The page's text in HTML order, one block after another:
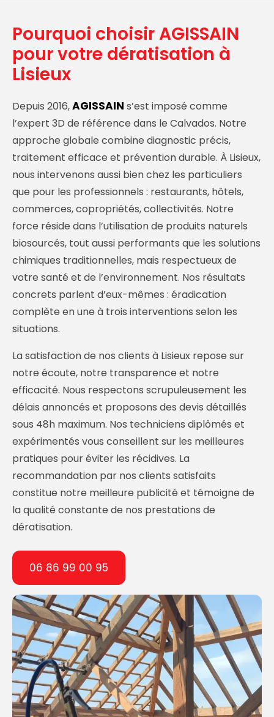
Pourquoi choisir AGISSAIN
pour votre dératisation à
Lisieux
Depuis 2016,AGISSAIN s’est imposé comme
l’expert 3D de référence dans le Calvados. Notre
approche globale combine diagnostic précis,
traitement efficace et prévention durable. À Lisieux,
nous intervenons aussi bien chez les particuliers
que pour les professionnels : restaurants, hôtels,
commerces, copropriétés, collectivités. Notre
force réside dans l’utilisation de produits naturels
biosourcés, tout aussi performants que les solutions
chimiques traditionnelles, mais respectueux de
votre santé et de l’environnement. Nos résultats
concrets parlent d’eux-mêmes : éradication
complète en une à trois interventions selon les
situations.
La satisfaction de nos clients à Lisieux repose sur
notre écoute, notre transparence et notre
efficacité. Nous respectons scrupuleusement les
délais annoncés et proposons des devis détaillés
sous 48h maximum. Nos techniciens diplômés et
expérimentés vous conseillent sur les meilleures
pratiques pour éviter les récidives. La
recommandation par nos clients satisfaits
constitue notre meilleure publicité et témoigne de
la qualité constante de nos prestations de
dératisation.
06 86 99 00 95